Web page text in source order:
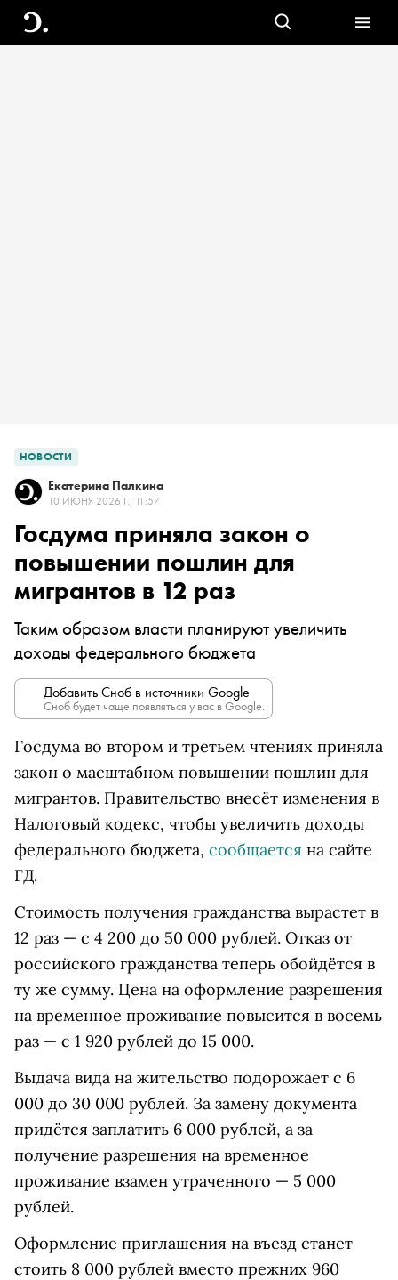
НОВОСТИ
Екатерина Палкина
10 ИЮНЯ 2026 Г., 11:57
Госдума приняла закон о
повышении пошлин для
мигрантов в 12 раз
Таким образом власти планируют увеличить
доходы федерального бюджета
Добавить Сноб в источники Google
Сноб будет чаще появляться у вас в Google.
Госдума во втором и третьем чтениях приняла
закон о масштабном повышении пошлин для
мигрантов. Правительство внесёт изменения в
Налоговый кодекс, чтобы увеличить доходы
федерального бюджета, сообщается на сайте
ГД.
Стоимость получения гражданства вырастет в
12 раз — с 4 200 до 50 000 рублей. Отказ от
российского гражданства теперь обойдётся в
ту же сумму. Цена на оформление разрешения
на временное проживание повысится в восемь
раз — с 1 920 рублей до 15 000.
Выдача вида на жительство подорожает с 6
000 до 30 000 рублей. За замену документа
придётся заплатить 6 000 рублей, а за
получение разрешения на временное
проживание взамен утраченного — 5 000
рублей.
Оформление приглашения на въезд станет
стоить 8 000 рублей вместо прежних 960